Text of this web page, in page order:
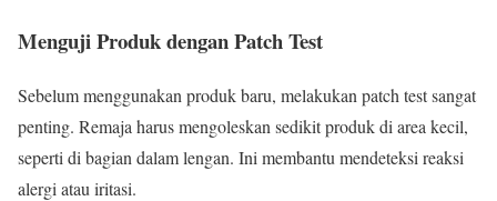
Menguji Produk dengan Patch Test
Sebelum menggunakan produk baru, melakukan patch test sangat
penting. Remaja harus mengoleskan sedikit produk di area kecil,
seperti di bagian dalam lengan. Ini membantu mendeteksi reaksi
alergi atau iritasi.